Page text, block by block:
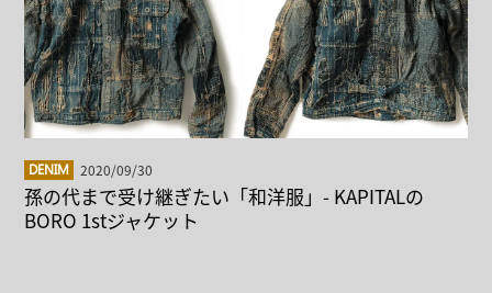
DENIM 2020/09/30
孫の代まで受け継ぎたい「和洋服」- KAPITALの
BORO 1stジャケット